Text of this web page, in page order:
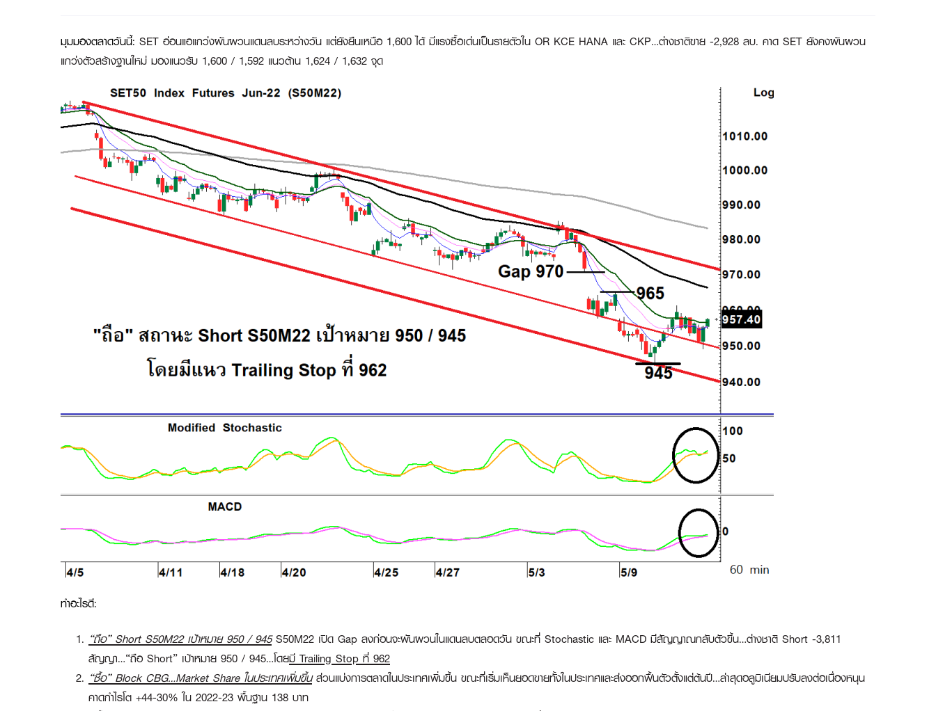
มุมมองตลาดวันนี้: SET อ่อนแอแกว่งผันผวนแดนลบระหว่างวัน แต่ยังยืนเหนือ 1,600 ได้ มีแรงซื้อเด่นเป็นรายตัวใน OR KCE HANA และ CKP…ต่างชาติขาย -2,928 ลบ. คาด SET ยังคงผันผวน
แกว่งตัวสร้างฐานใหม่ มองแนวรับ 1,600 / 1,592 แนวต้าน 1,624 / 1,632 จุด
ทำอะไรดี:
“ถือ” Short S50M22 เป้าหมาย 950 / 945S50M22 เปิด Gap ลงก่อนจะผันผวนในแดนลบตลอดวัน ขณะที่ Stochastic และ MACD มีสัญญาณกลับตัวขึ้น…ต่างชาติ Short -3,811
สัญญา…“ถือ Short” เป้าหมาย 950 / 945…โดยมี Trailing Stop ที่ 962
“ซื้อ”Block CBG…Market Share ในประเทศเพิ่มขึ้น ส่วนแบ่งการตลาดในประเทศเพิ่มขึ้น ขณะที่เริ่มเห็นยอดขายทั้งในประเทศและส่งออกฟื้นตัวตั้งแต่ต้นปี…ล่าสุดอลูมิเนียมปรับลงต่อเนื่องหนุน
คาดกำไรโต +44-30% ใน 2022-23 พื้นฐาน 138 บาท